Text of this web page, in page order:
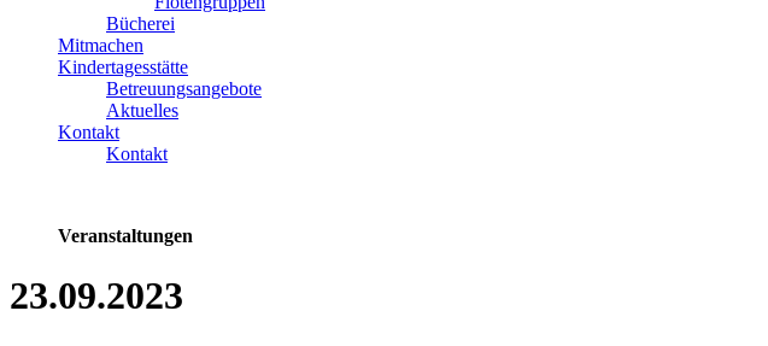
Bücherei
Mitmachen
Kindertagesstätte
Betreuungsangebote
Aktuelles
Kontakt
Kontakt
Veranstaltungen
23.09.2023